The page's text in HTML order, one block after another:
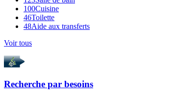
100Cuisine
46Toilette
48Aide aux transferts
Voir tous
Recherche par besoins